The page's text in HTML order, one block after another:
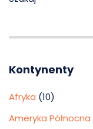
Kontynenty
Afryka (10)
Ameryka Północna